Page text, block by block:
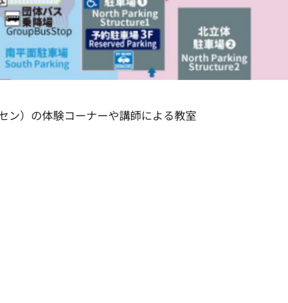
ン）の体験コーナーや講師による教室